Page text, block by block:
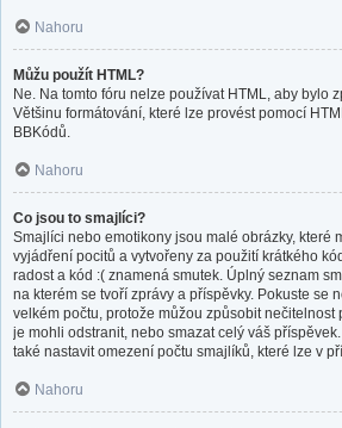
Nahoru
Můžu použít HTML?
Ne. Na tomto fóru nelze používat HTML, aby bylo
Většinu formátování, které lze provést pomocí
BBKódů.
Nahoru
Co jsou to smajlíci?
Smajlíci nebo emotikony jsou malé obrázky, které
vyjádření pocitů a vytvořeny za použití krátkého
radost a kód :( znamená smutek. Úplný seznam
na kterém se tvoří zprávy a příspěvky. Pokuste se
velkém počtu, protože můžou způsobit nečitelnost
je mohli odstranit, nebo smazat celý váš
také nastavit omezení počtu smajlíků, které lze v
Nahoru